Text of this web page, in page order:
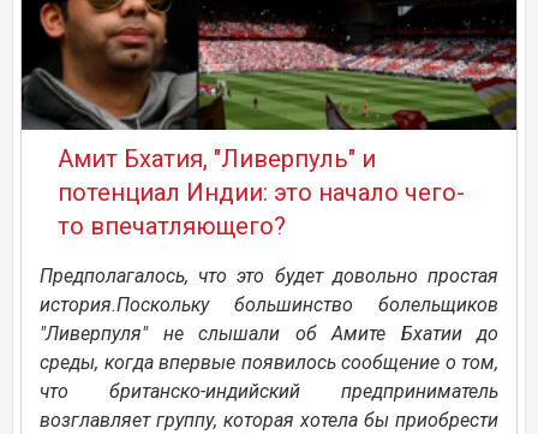
Амит Бхатия, "Ливерпуль" и
потенциал Индии: это начало чего-
то впечатляющего?
Предполагалось, что это будет довольно простая
история.Поскольку большинство болельщиков
"Ливерпуля" не слышали об Амите Бхатии до
среды, когда впервые появилось сообщение о том,
что британско-индийский предприниматель
возглавляет группу, которая хотела бы приобрести